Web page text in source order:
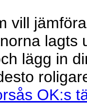
vill
lagts
lägg in
OK:s